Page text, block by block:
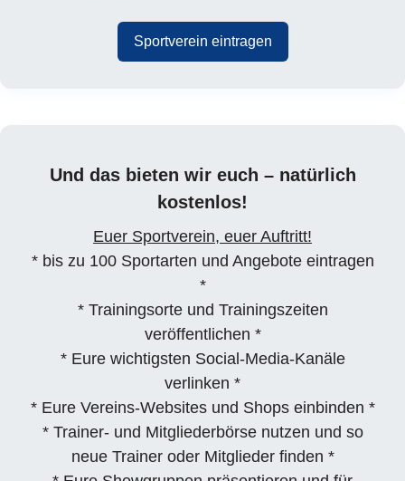
Sportverein eintragen
Und das bieten wir euch – natürlich
kostenlos!
Euer Sportverein, euer Auftritt!
* bis zu 100 Sportarten und Angebote eintragen
*
* Trainingsorte und Trainingszeiten
veröffentlichen *
* Eure wichtigsten Social-Media-Kanäle
verlinken *
* Eure Vereins-Websites und Shops einbinden *
* Trainer- und Mitgliederbörse nutzen und so
neue Trainer oder Mitglieder finden *